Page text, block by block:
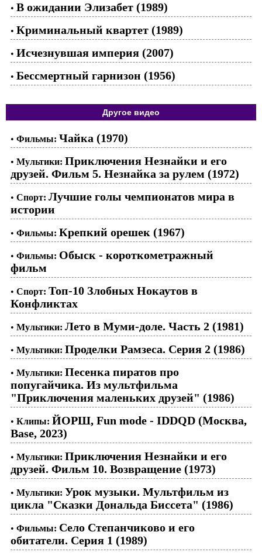
• В ожидании Элизабет (1989)
• Криминальный квартет (1989)
• Исчезнувшая империя (2007)
• Бессмертный гарнизон (1956)
Другое видео
• Фильмы: Чайка (1970)
• Мультики: Приключения Незнайки и его
друзей. Фильм 5. Незнайка за рулем (1972)
• Спорт: Лучшие голы чемпионатов мира в
истории
• Фильмы: Крепкий орешек (1967)
• Фильмы: Обыск - короткометражный
фильм
• Спорт: Топ-10 Злобных Нокаутов в
Конфликтах
• Мультики: Лето в Муми-доле. Часть 2 (1981)
• Мультики: Проделки Рамзеса. Серия 2 (1986)
• Мультики: Песенка пиратов про
попугайчика. Из мультфильма
"Приключения маленьких друзей" (1986)
• Клипы: ЙОРШ, Fun mode - IDDQD (Москва,
Base, 2023)
• Мультики: Приключения Незнайки и его
друзей. Фильм 10. Возвращение (1973)
• Мультики: Урок музыки. Мультфильм из
цикла "Сказки Дональда Биссета" (1986)
• Фильмы: Село Степанчиково и его
обитатели. Серия 1 (1989)